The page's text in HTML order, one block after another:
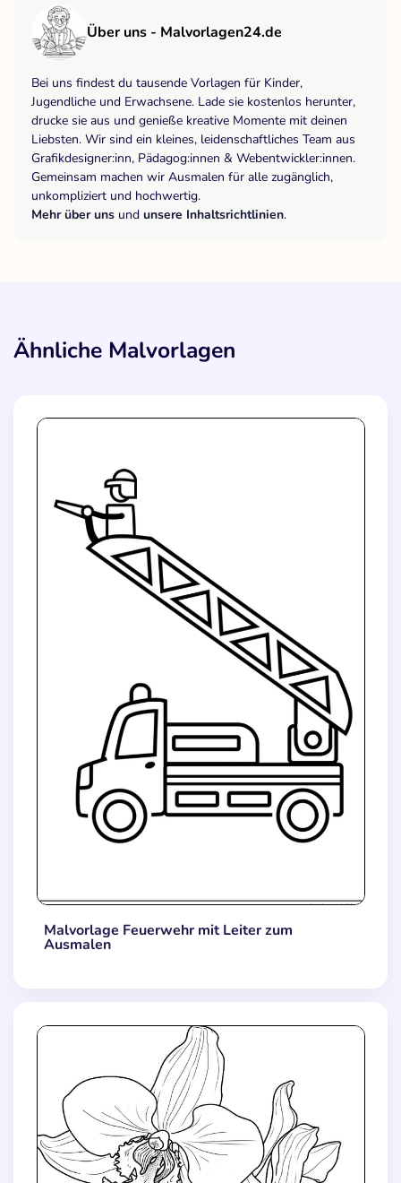
Über uns - Malvorlagen24.de
Bei uns findest du tausende Vorlagen für Kinder,
Jugendliche und Erwachsene. Lade sie kostenlos herunter,
drucke sie aus und genieße kreative Momente mit deinen
Liebsten. Wir sind ein kleines, leidenschaftliches Team aus
Grafikdesigner:inn, Pädagog:innen & Webentwickler:innen.
Gemeinsam machen wir Ausmalen für alle zugänglich,
unkompliziert und hochwertig.
Mehr über uns und unsere Inhaltsrichtlinien.
Ähnliche Malvorlagen
Malvorlage Feuerwehr mit Leiter zum
Ausmalen